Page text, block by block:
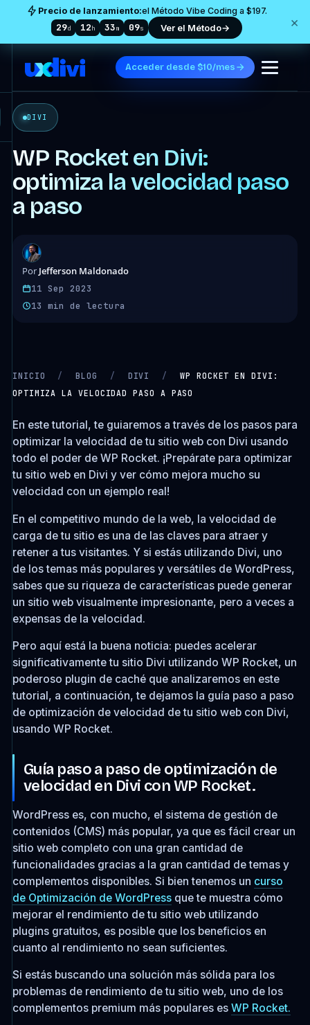
Precio de lanzamiento:el Método Vibe Coding a $197.
29d 12h 33m 08s Ver el Método→ ×
Acceder desde $10/mes
DIVI
WP Rocket en Divi:
optimiza la velocidad paso
a paso
Por Jefferson Maldonado
11 Sep 2023
13 min de lectura
CARGANDO VIDEO…
INICIO / BLOG / DIVI /
WP ROCKET EN DIVI:
OPTIMIZA LA VELOCIDAD PASO A PASO
En este tutorial, te guiaremos a través de los pasos para
optimizar la velocidad de tu sitio web con Divi usando
todo el poder de WP Rocket. ¡Prepárate para optimizar
tu sitio web en Divi y ver cómo mejora mucho su
velocidad con un ejemplo real!
En el competitivo mundo de la web, la velocidad de
carga de tu sitio es una de las claves para atraer y
retener a tus visitantes. Y si estás utilizando Divi, uno
de los temas más populares y versátiles de WordPress,
sabes que su riqueza de características puede generar
un sitio web visualmente impresionante, pero a veces a
expensas de la velocidad.
Pero aquí está la buena noticia: puedes acelerar
significativamente tu sitio Divi utilizando WP Rocket, un
poderoso plugin de caché que analizaremos en este
tutorial, a continuación, te dejamos la guía paso a paso
de optimización de velocidad de tu sitio web con Divi,
usando WP Rocket.
Guía paso a paso de optimización de
velocidad en Divi con WP Rocket.
WordPress es, con mucho, el sistema de gestión de
contenidos (CMS) más popular, ya que es fácil crear un
sitio web completo con una gran cantidad de
funcionalidades gracias a la gran cantidad de temas y
complementos disponibles. Si bien tenemos un curso
de Optimización de WordPressque te muestra cómo
mejorar el rendimiento de tu sitio web utilizando
plugins gratuitos, es posible que los beneficios en
cuanto al rendimiento no sean suficientes.
Si estás buscando una solución más sólida para los
problemas de rendimiento de tu sitio web, uno de los
complementos premium más populares es WP Rocket.